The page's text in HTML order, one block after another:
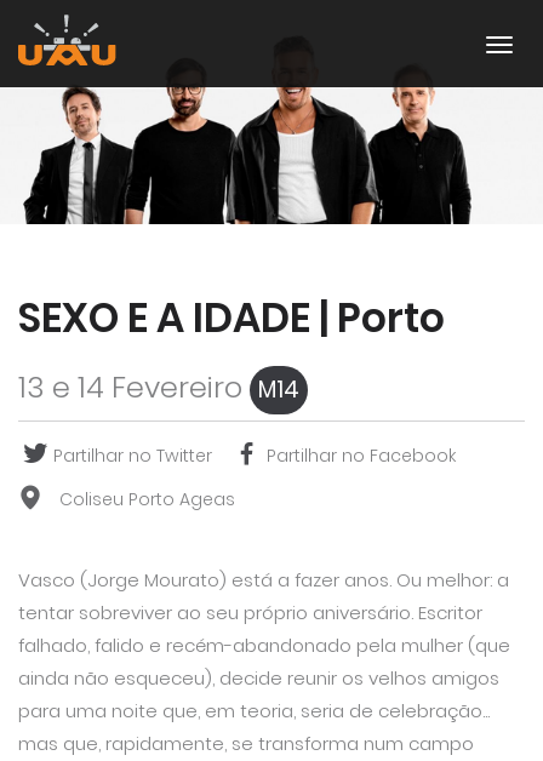
SEXO E A IDADE | Porto
13 e 14 Fevereiro M14
Partilhar no Twitter
Partilhar no Facebook
Coliseu Porto Ageas
Vasco (Jorge Mourato) está a fazer anos. Ou melhor: a
tentar sobreviver ao seu próprio aniversário. Escritor
falhado, falido e recém-abandonado pela mulher (que
ainda não esqueceu), decide reunir os velhos amigos
para uma noite que, em teoria, seria de celebração...
mas que, rapidamente, se transforma num campo